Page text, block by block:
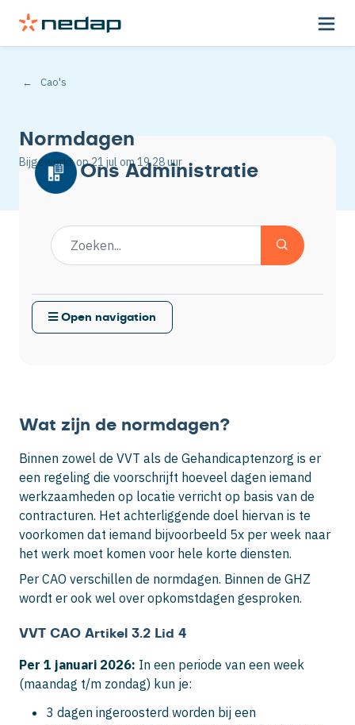
Cao's
Normdagen
Bijgewerkt op21 jul om 19.28 uur
Wat zijn de normdagen?
Binnen zowel de VVT als de Gehandicaptenzorg is er
een regeling die voorschrijft hoeveel dagen iemand
werkzaamheden op locatie verricht op basis van de
contracturen. Het achterliggende doel hiervan is te
voorkomen dat iemand bijvoorbeeld 5x per week naar
het werk moet komen voor hele korte diensten.
Per CAO verschillen de normdagen. Binnen de GHZ
wordt er ook wel over opkomstdagen gesproken.
VVT CAO Artikel 3.2 Lid 4
Per 1 januari 2026: In een periode van een week
(maandag t/m zondag) kun je:
3 dagen ingeroosterd worden bij een
Ons Administratie
Open navigation